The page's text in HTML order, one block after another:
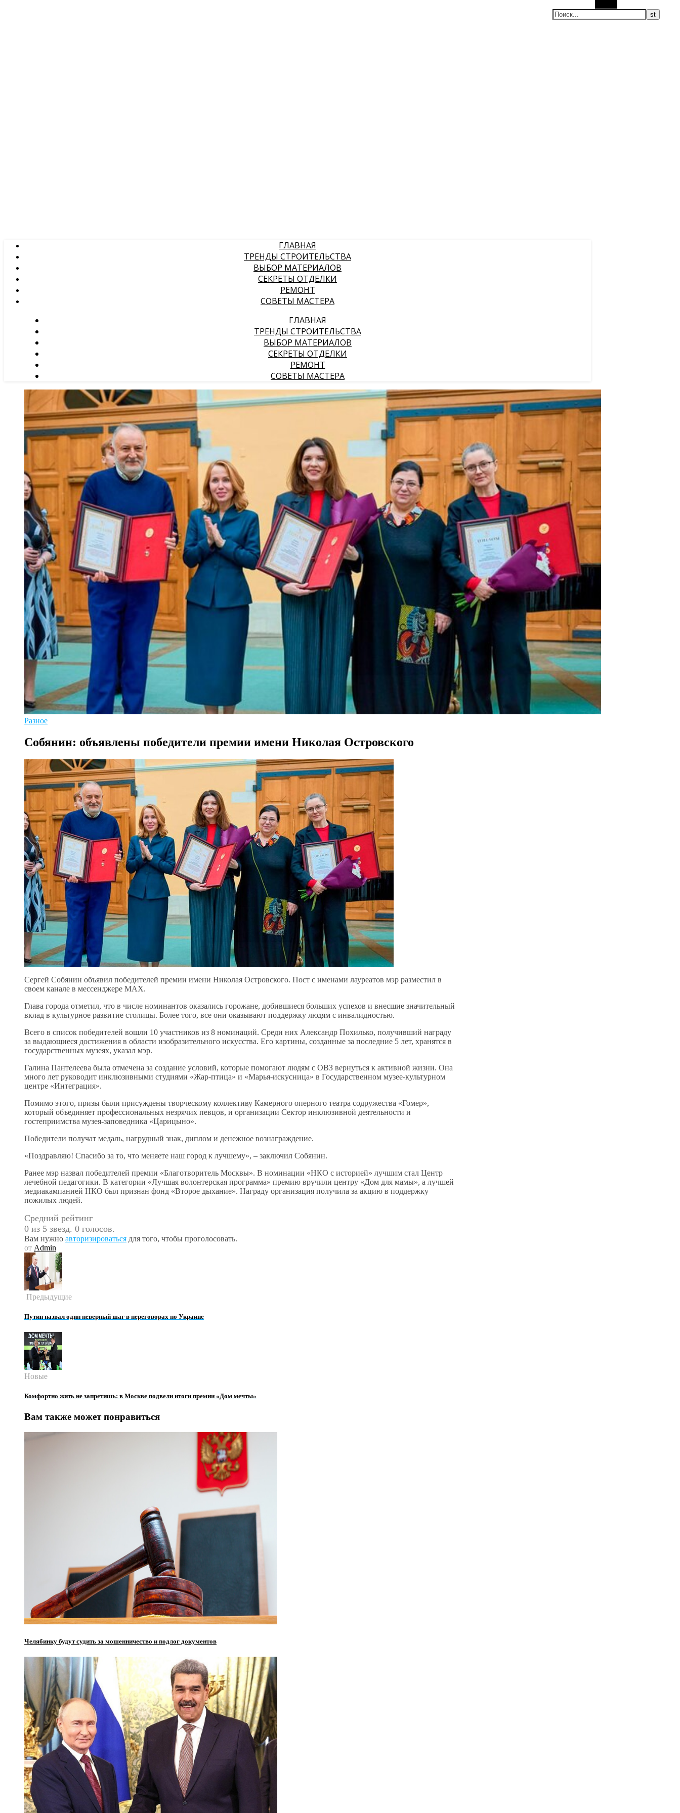
ГЛАВНАЯ
ТРЕНДЫ СТРОИТЕЛЬСТВА
ВЫБОР МАТЕРИАЛОВ
СЕКРЕТЫ ОТДЕЛКИ
РЕМОНТ
СОВЕТЫ МАСТЕРА
ГЛАВНАЯ
ТРЕНДЫ СТРОИТЕЛЬСТВА
ВЫБОР МАТЕРИАЛОВ
СЕКРЕТЫ ОТДЕЛКИ
РЕМОНТ
СОВЕТЫ МАСТЕРА
Разное
Собянин: объявлены победители премии имени Николая Островского
Сергей Собянин объявил победителей премии имени Николая Островского. Пост с именами лауреатов мэр разместил в
своем канале в мессенджере МАХ.
Глава города отметил, что в числе номинантов оказались горожане, добившиеся больших успехов и внесшие значительный
вклад в культурное развитие столицы. Более того, все они оказывают поддержку людям с инвалидностью.
Всего в список победителей вошли 10 участников из 8 номинаций. Среди них Александр Похилько, получивший награду
за выдающиеся достижения в области изобразительного искусства. Его картины, созданные за последние 5 лет, хранятся в
государственных музеях, указал мэр.
Галина Пантелеева была отмечена за создание условий, которые помогают людям с ОВЗ вернуться к активной жизни. Она
много лет руководит инклюзивными студиями «Жар-птица» и «Марья-искусница» в Государственном музее-культурном
центре «Интеграция».
Помимо этого, призы были присуждены творческому коллективу Камерного оперного театра содружества «Гомер»,
который объединяет профессиональных незрячих певцов, и организации Сектор инклюзивной деятельности и
гостеприимства музея-заповедника «Царицыно».
Победители получат медаль, нагрудный знак, диплом и денежное вознаграждение.
«Поздравляю! Спасибо за то, что меняете наш город к лучшему», – заключил Собянин.
Ранее мэр назвал победителей премии «Благотворитель Москвы». В номинации «НКО с историей» лучшим стал Центр
лечебной педагогики. В категории «Лучшая волонтерская программа» премию вручили центру «Дом для мамы», а лучшей
медиакампанией НКО был признан фонд «Второе дыхание». Награду организация получила за акцию в поддержку
пожилых людей.
Средний рейтинг
0 из 5 звезд. 0 голосов.
Вам нужно авторизироваться для того, чтобы проголосовать.
от Admin
Предыдущие
Путин назвал один неверный шаг в переговорах по Украине
Новые
Комфортно жить не запретишь: в Москве подвели итоги премии «Дом мечты»
Вам также может понравиться
Челябинку будут судить за мошенничество и подлог документов